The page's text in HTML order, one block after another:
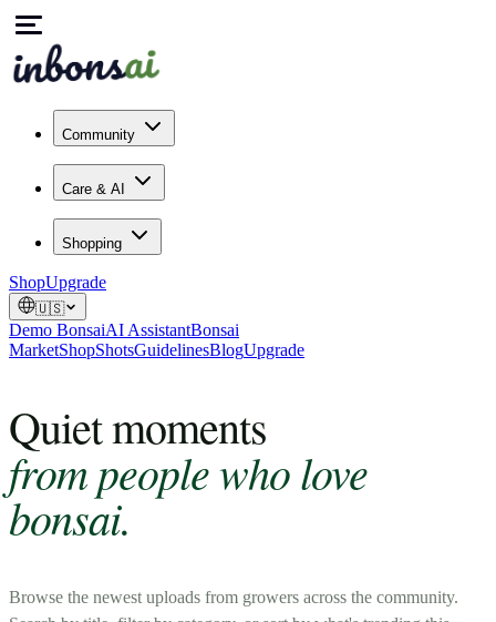
Community
Care & AI
Shopping
ShopUpgrade
🇺🇸
Demo BonsaiAI AssistantBonsai
MarketShopShotsGuidelinesBlogUpgrade
Quiet moments
from people who love
bonsai.
Browse the newest uploads from growers across the community.